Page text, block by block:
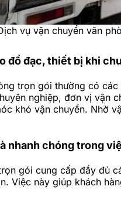
vụ vận chuyển văn
đồ đạc, thiết bị khi
trọn gói thường có
nghiệp, đơn vị vận
khó vận chuyển. Nhờ
nhanh chóng trong
gói cung cấp đầy đủ
Việc này giúp khách